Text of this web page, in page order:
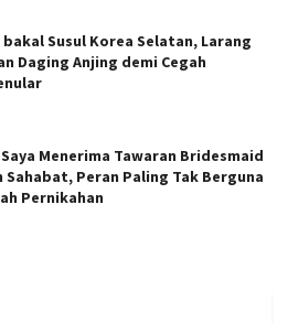
Susul Korea Selatan, Larang
Daging Anjing demi Cegah
Menerima Tawaran Bridesmaid
Sahabat, Peran Paling Tak Berguna
Pernikahan